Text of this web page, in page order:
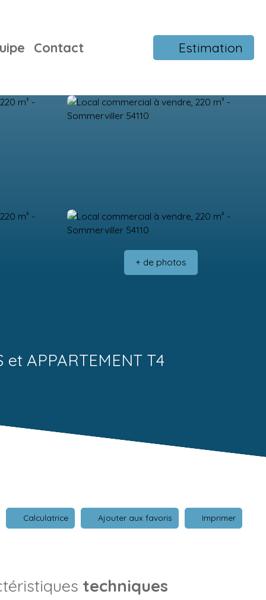
Contact Estimation
+ de photos
APPARTEMENT T4
Calculatrice Ajouter aux favoris Imprimer
techniques